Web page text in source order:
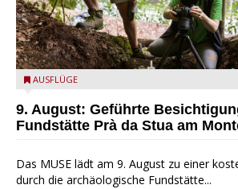
die archäologische Fundstätte Riparo Prà
AUSFLÜGE
9. August: Geführte
Fundstätte Prà da Stua am
Das MUSE lädt am 9. August zu einer
durch die archäologische Fundstätte...